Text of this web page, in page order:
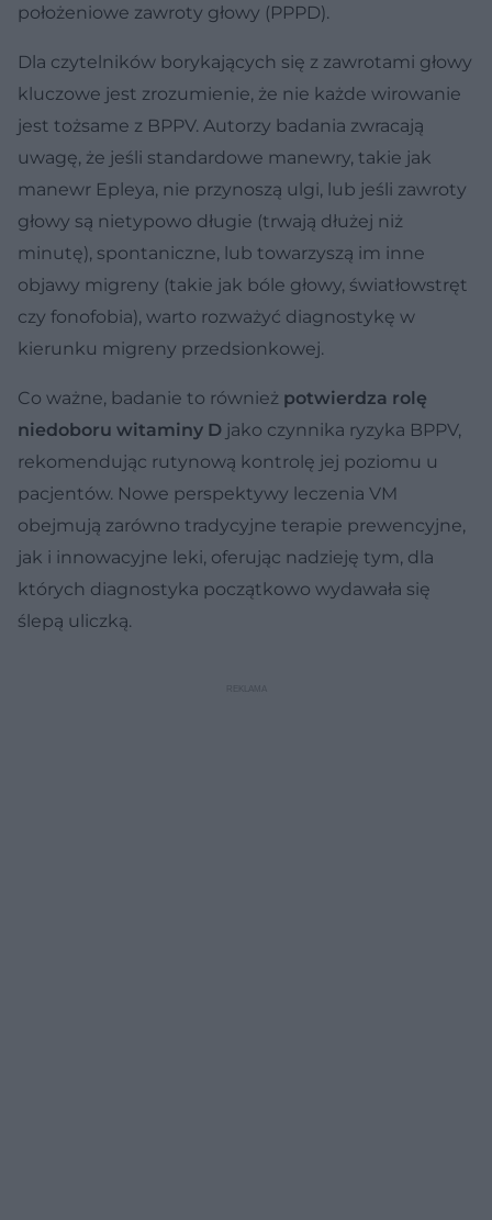
położeniowe zawroty głowy (PPPD).
Dla czytelników borykających się z zawrotami głowy
kluczowe jest zrozumienie, że nie każde wirowanie
jest tożsame z BPPV. Autorzy badania zwracają
uwagę, że jeśli standardowe manewry, takie jak
manewr Epleya, nie przynoszą ulgi, lub jeśli zawroty
głowy są nietypowo długie (trwają dłużej niż
minutę), spontaniczne, lub towarzyszą im inne
objawy migreny (takie jak bóle głowy, światłowstręt
czy fonofobia), warto rozważyć diagnostykę w
kierunku migreny przedsionkowej.
Co ważne, badanie to również potwierdza rolę
niedoboru witaminy D jako czynnika ryzyka BPPV,
rekomendując rutynową kontrolę jej poziomu u
pacjentów. Nowe perspektywy leczenia VM
obejmują zarówno tradycyjne terapie prewencyjne,
jak i innowacyjne leki, oferując nadzieję tym, dla
których diagnostyka początkowo wydawała się
ślepą uliczką.